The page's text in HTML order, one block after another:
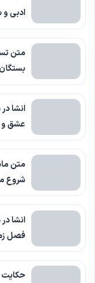
ادبی
متن
انشا
عشق و
متن
شروع
فصل
حکایت